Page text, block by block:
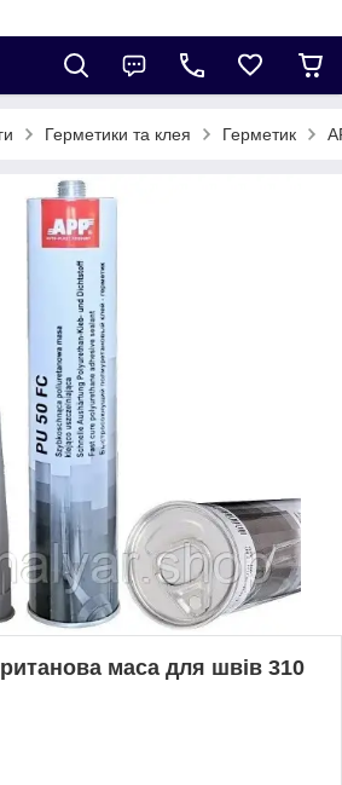
Герметики та клея Герметик
маса для швів 310